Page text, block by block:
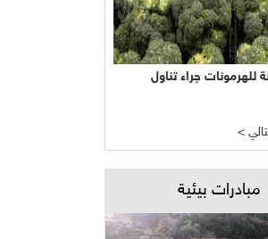
للهرمونات جراء تناول
مبادرات بيئية